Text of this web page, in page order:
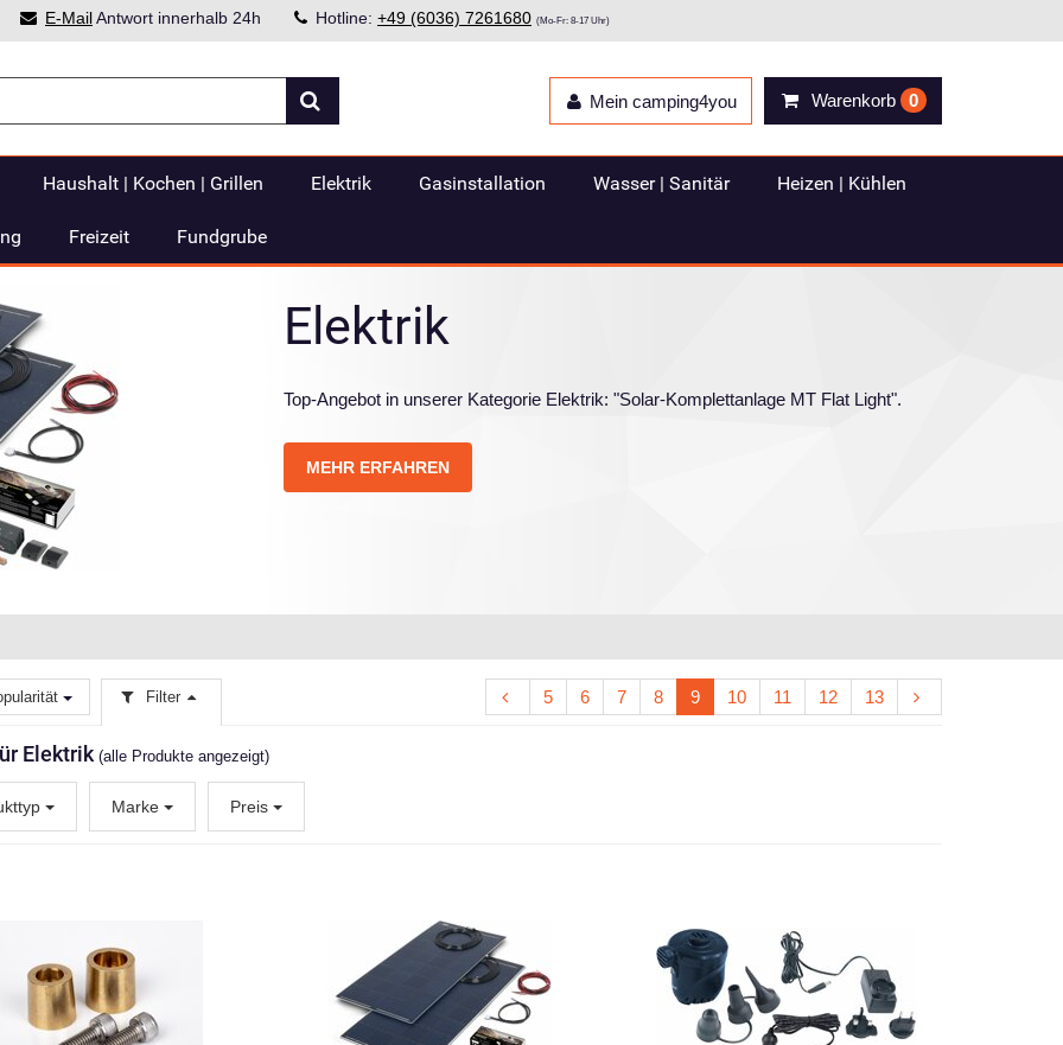
E-MailAntwort innerhalb 24h Hotline: +49 (6036) 7261680 (Mo-Fr: 8-17 Uhr)
Warenkorb 0
Mein camping4you
Haushalt | Kochen | Grillen Elektrik Gasinstallation Wasser | Sanitär Heizen | Kühlen
Freizeit Fundgrube
Elektrik
Top-Angebot in unserer Kategorie Elektrik: "Solar-Komplettanlage MT Flat Light".
MEHR ERFAHREN
5 6 7 8 9 10 11 12 13
Filter
Elektrik (alle Produkte angezeigt)
Marke Preis